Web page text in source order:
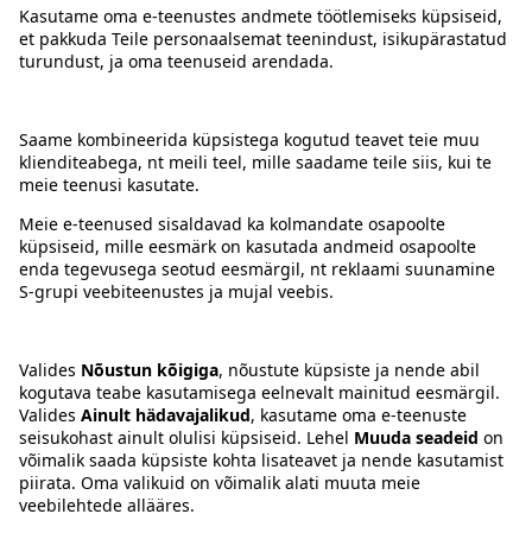
Juhised
Tingimused
Keel:ETENRU